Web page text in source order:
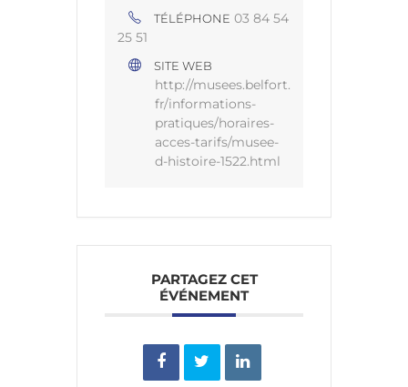
TÉLÉPHONE 03 84 54
25 51
SITE WEB
http://musees.belfort.
fr/informations-
pratiques/horaires-
acces-tarifs/musee-
d-histoire-1522.html
PARTAGEZ CET
ÉVÉNEMENT